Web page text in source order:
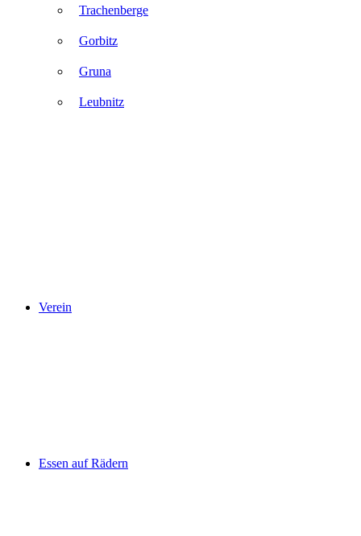
Trachenberge
Gorbitz
Gruna
Leubnitz
Essen auf Rädern
Verein